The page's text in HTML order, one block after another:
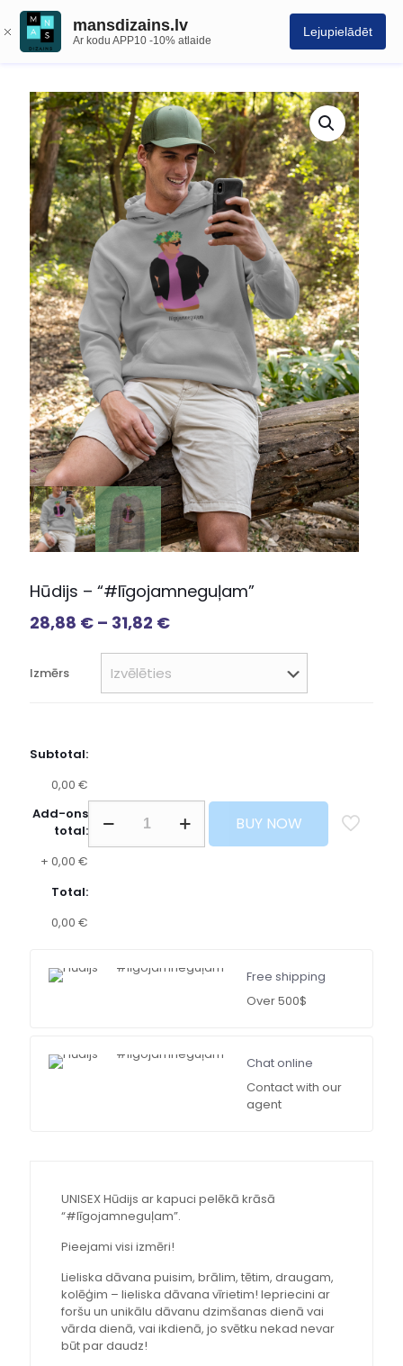
mansdizains.lv
Ar kodu APP10 -10% atlaide
Lejupielādēt
Hūdijs – “#līgojamneguļam”
28,88 € – 31,82 €
Izmērs
Subtotal:
0,00 €
Add-ons
total:
+ 0,00 €
Total:
0,00 €
BUY NOW
Free shipping
Over 500$
Chat online
Contact with our
agent
UNISEX Hūdijs ar kapuci pelēkā krāsā
“#līgojamneguļam”.
Pieejami visi izmēri!
Lieliska dāvana puisim, brālim, tētim, draugam,
kolēģim – lieliska dāvana vīrietim! Iepriecini ar
foršu un unikālu dāvanu dzimšanas dienā vai
vārda dienā, vai ikdienā, jo svētku nekad nevar
būt par daudz!